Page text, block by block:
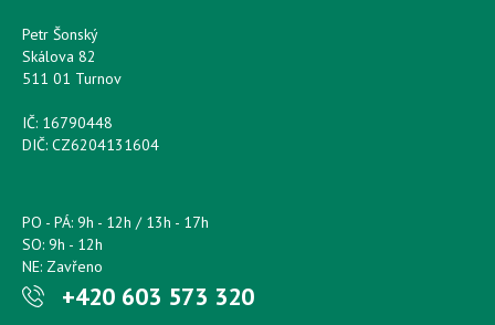
Petr Šonský
Skálova 82
511 01 Turnov
IČ: 16790448
DIČ: CZ6204131604
PO - PÁ: 9h - 12h / 13h - 17h
SO: 9h - 12h
NE: Zavřeno
+420 603 573 320